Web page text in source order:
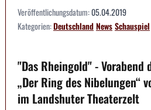
Veröffentlichungsdatum:05.04.2019
Kategorien:DeutschlandNewsSchauspiel
"Das Rheingold" - Vorabend
„Der Ring des Nibelungen“
im Landshuter Theaterzelt